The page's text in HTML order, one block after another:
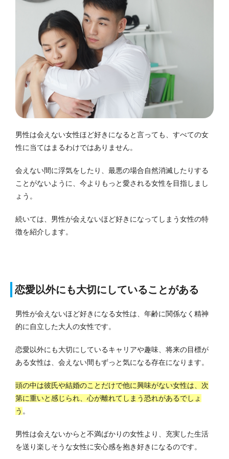
男性は会えない女性ほど好きになると言っても、すべての女
性に当てはまるわけではありません。
会えない間に浮気をしたり、最悪の場合自然消滅したりする
ことがないように、今よりもっと愛される女性を目指しまし
ょう。
続いては、男性が会えないほど好きになってしまう女性の特
徴を紹介します。
恋愛以外にも大切にしていることがある
男性が会えないほど好きになる女性は、年齢に関係なく精神
的に自立した大人の女性です。
恋愛以外にも大切にしているキャリアや趣味、将来の目標が
ある女性は、会えない間もずっと気になる存在になります。
頭の中は彼氏や結婚のことだけで他に興味がない女性は、次
第に重いと感じられ、心が離れてしまう恐れがあるでしょ
う 。
男性は会えないからと不満ばかりの女性より、充実した生活
を送り楽しそうな女性に安心感を抱き好きになるのです。